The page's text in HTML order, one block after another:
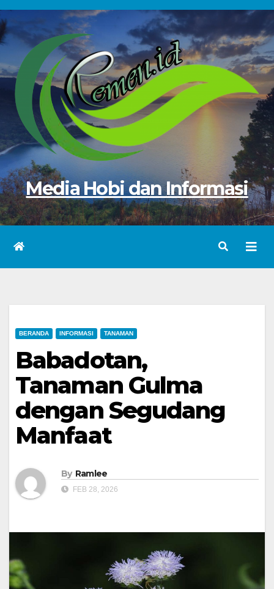
Skip
to
content
Media Hobi dan Informasi
BERANDA INFORMASI TANAMAN
Babadotan,
Tanaman Gulma
dengan Segudang
Manfaat
By Ramlee
FEB 28, 2026